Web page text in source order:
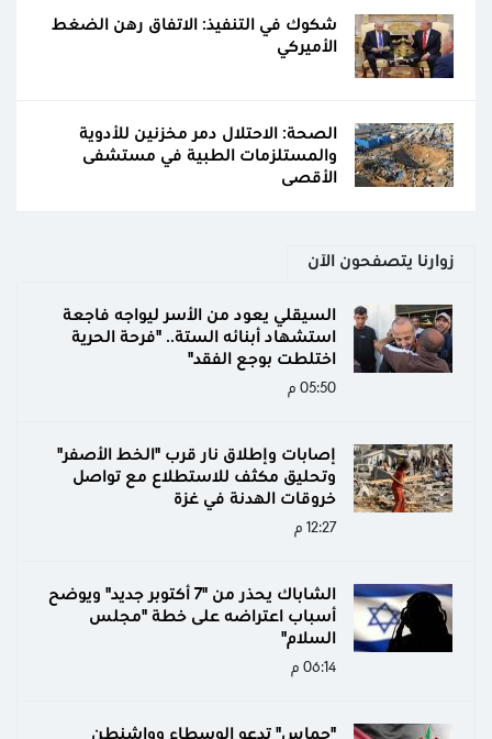
شكوك في التنفيذ: الاتفاق رهن الضغط
الأميركي
الصحة: الاحتلال دمر مخزنين للأدوية
والمستلزمات الطبية في مستشفى
الأقصى
زوارنا يتصفحون الآن
السيقلي يعود من الأسر ليواجه فاجعة
استشهاد أبنائه الستة.. "فرحة الحرية
اختلطت بوجع الفقد"
05:50 م
إصابات وإطلاق نار قرب "الخط الأصفر"
وتحليق مكثف للاستطلاع مع تواصل
خروقات الهدنة في غزة
12:27 م
الشاباك يحذر من "7 أكتوبر جديد" ويوضح
أسباب اعتراضه على خطة "مجلس
السلام"
06:14 م
"حماس" تدعو الوسطاء وواشنطن